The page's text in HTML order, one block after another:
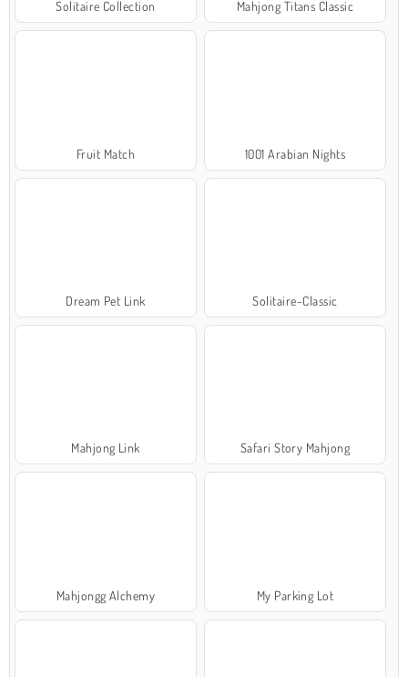
Solitaire Collection Mahjong Titans Classic
Fruit Match 1001 Arabian Nights
Dream Pet Link Solitaire-Classic
Mahjong Link Safari Story Mahjong
Mahjongg Alchemy My Parking Lot